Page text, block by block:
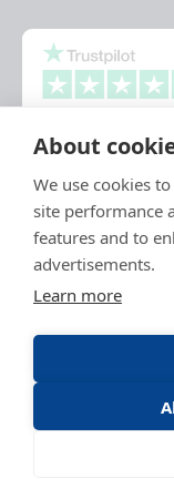
About
We use cookies
site performance
features and to
advertisements.
Learn more
Mentions légales
Conditions générales